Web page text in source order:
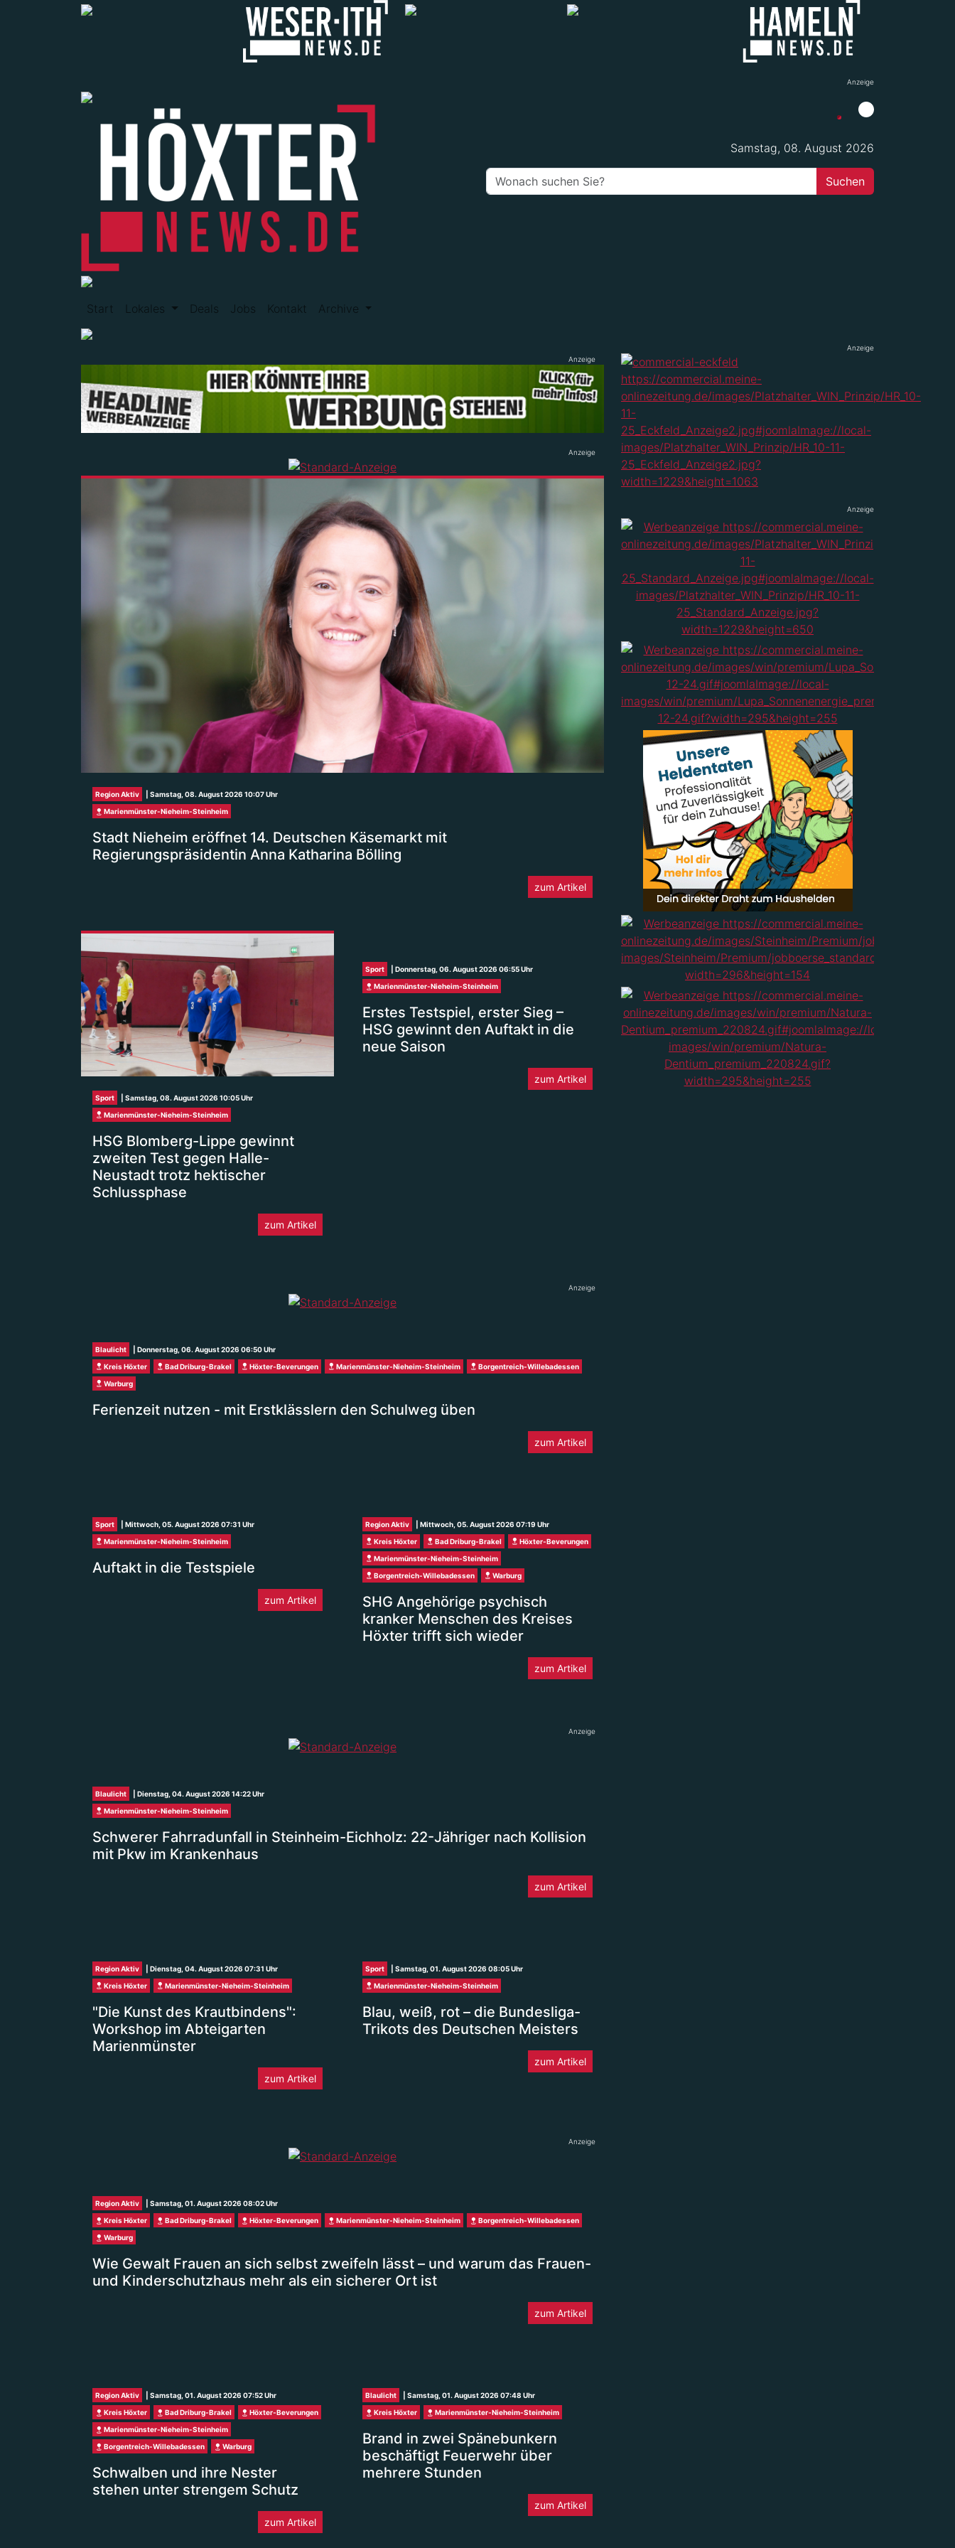
Anzeige
Samstag, 08. August 2026
Start Lokales Deals Jobs Kontakt Archive
Anzeige
Anzeige
Region Aktiv
| Samstag, 08. August 2026 10:07 Uhr
Marienmünster-Nieheim-Steinheim
Stadt Nieheim eröffnet 14. Deutschen Käsemarkt mit
Regierungspräsidentin Anna Katharina Bölling
zum Artikel
Sport
| Samstag, 08. August 2026 10:05 Uhr
Marienmünster-Nieheim-Steinheim
HSG Blomberg-Lippe gewinnt
zweiten Test gegen Halle-
Neustadt trotz hektischer
Schlussphase
zum Artikel
Sport
| Donnerstag, 06. August 2026 06:55 Uhr
Marienmünster-Nieheim-Steinheim
Erstes Testspiel, erster Sieg –
HSG gewinnt den Auftakt in die
neue Saison
zum Artikel
Anzeige
Blaulicht
| Donnerstag, 06. August 2026 06:50 Uhr
Kreis Höxter
Bad Driburg-Brakel Höxter-Beverungen Marienmünster-Nieheim-Steinheim
Borgentreich-Willebadessen
Warburg
Ferienzeit nutzen - mit Erstklässlern den Schulweg üben
zum Artikel
Sport
| Mittwoch, 05. August 2026 07:31 Uhr
Marienmünster-Nieheim-Steinheim
Auftakt in die Testspiele
zum Artikel
Region Aktiv
| Mittwoch, 05. August 2026 07:19 Uhr
Kreis Höxter
Bad Driburg-Brakel
Höxter-Beverungen
Marienmünster-Nieheim-Steinheim
Borgentreich-Willebadessen
Warburg
SHG Angehörige psychisch
kranker Menschen des Kreises
Höxter trifft sich wieder
zum Artikel
Anzeige
Blaulicht
| Dienstag, 04. August 2026 14:22 Uhr
Marienmünster-Nieheim-Steinheim
Schwerer Fahrradunfall in Steinheim-Eichholz: 22-Jähriger nach Kollision
mit Pkw im Krankenhaus
zum Artikel
Region Aktiv
| Dienstag, 04. August 2026 07:31 Uhr
Kreis Höxter
Marienmünster-Nieheim-Steinheim
"Die Kunst des Krautbindens":
Workshop im Abteigarten
Marienmünster
zum Artikel
Sport
| Samstag, 01. August 2026 08:05 Uhr
Marienmünster-Nieheim-Steinheim
Blau, weiß, rot – die Bundesliga-
Trikots des Deutschen Meisters
zum Artikel
Anzeige
Region Aktiv
| Samstag, 01. August 2026 08:02 Uhr
Kreis Höxter
Bad Driburg-Brakel Höxter-Beverungen Marienmünster-Nieheim-Steinheim
Borgentreich-Willebadessen
Warburg
Wie Gewalt Frauen an sich selbst zweifeln lässt – und warum das Frauen-
und Kinderschutzhaus mehr als ein sicherer Ort ist
zum Artikel
Region Aktiv
| Samstag, 01. August 2026 07:52 Uhr
Kreis Höxter
Bad Driburg-Brakel
Höxter-Beverungen
Marienmünster-Nieheim-Steinheim
Borgentreich-Willebadessen
Warburg
Schwalben und ihre Nester
stehen unter strengem Schutz
zum Artikel
Blaulicht
| Samstag, 01. August 2026 07:48 Uhr
Kreis Höxter
Marienmünster-Nieheim-Steinheim
Brand in zwei Spänebunkern
beschäftigt Feuerwehr über
mehrere Stunden
zum Artikel
Anzeige
Anzeige